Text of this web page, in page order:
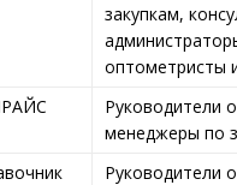
закупкам,
оптометристы
Руководители
менеджеры по
Руководители